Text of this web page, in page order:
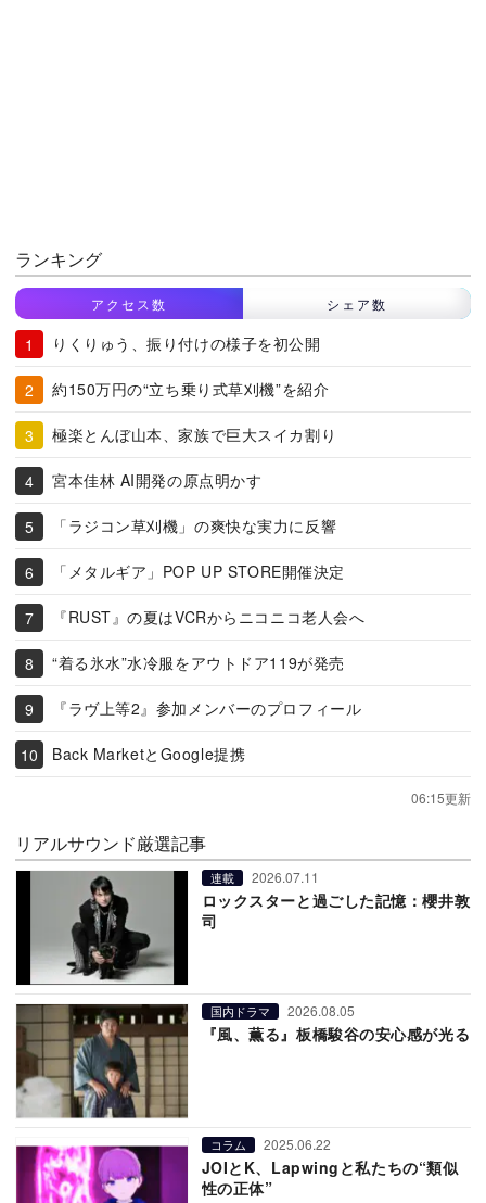
ランキング
アクセス数 シェア数
りくりゅう、振り付けの様子を初公開
約150万円の“立ち乗り式草刈機”を紹介
極楽とんぼ山本、家族で巨大スイカ割り
宮本佳林 AI開発の原点明かす
「ラジコン草刈機」の爽快な実力に反響
「メタルギア」POP UP STORE開催決定
『RUST』の夏はVCRからニコニコ老人会へ
“着る氷水”水冷服をアウトドア119が発売
『ラヴ上等2』参加メンバーのプロフィール
Back MarketとGoogle提携
06:15更新
リアルサウンド厳選記事
連載 2026.07.11
ロックスターと過ごした記憶：櫻井敦
司
国内ドラマ 2026.08.05
『風、薫る』板橋駿谷の安心感が光る
コラム 2025.06.22
JOIとK、Lapwingと私たちの“類似
性の正体”